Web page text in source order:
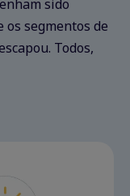
sido
segmentos de
Todos,